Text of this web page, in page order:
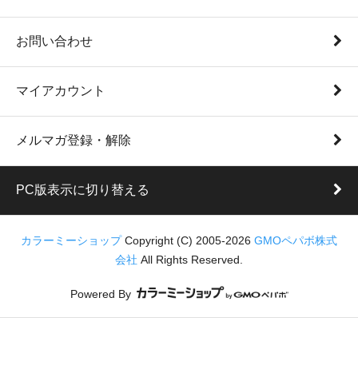
お問い合わせ
マイアカウント
メルマガ登録・解除
PC版表示に切り替える
カラーミーショップ Copyright (C) 2005-2026 GMOペパボ株式
会社 All Rights Reserved.
Powered By